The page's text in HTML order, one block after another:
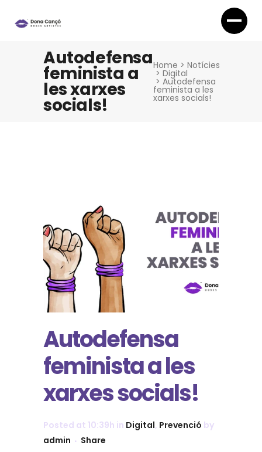
Autodefensa
feminista a
les xarxes
socials!
Home > Notícies
> Digital
> Autodefensa
feminista a les
xarxes socials!
Autodefensa
feminista a les
xarxes socials!
Posted at 10:39h in Digital, Prevenció by
admin
Share